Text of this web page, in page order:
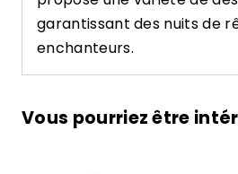
garantissant des nuits de
enchanteurs.
Vous pourriez être